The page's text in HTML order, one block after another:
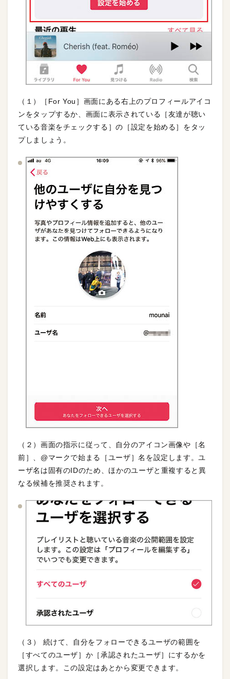
（１）［For You］画面にある右上のプロフィールアイコ
ンをタップするか、画面に表示されている［友達が聴い
ている音楽をチェックする］の［設定を始める］をタッ
プしましょう。
（２）画面の指示に従って、自分のアイコン画像や［名
前］、@マークで始まる［ユーザ］名を設定します。ユ
ーザ名は固有のIDのため、ほかのユーザと重複すると異
なる候補を推奨されます。
（３） 続けて、自分をフォローできるユーザの範囲を
［すべてのユーザ］か［承認されたユーザ］にするかを
選択します。この設定はあとから変更できます。